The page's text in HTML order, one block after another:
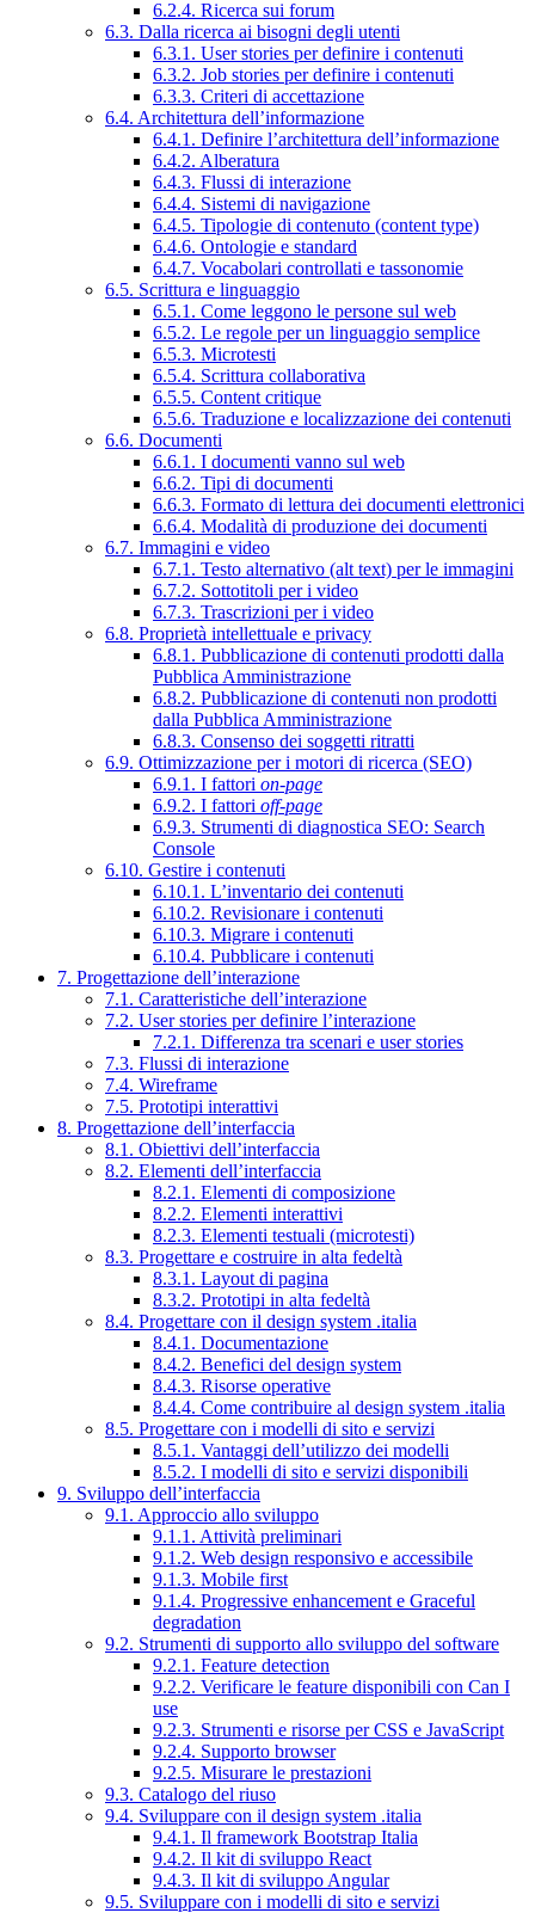
6.2.4. Ricerca sui forum
6.3. Dalla ricerca ai bisogni degli utenti
6.3.1. User stories per definire i contenuti
6.3.2. Job stories per definire i contenuti
6.3.3. Criteri di accettazione
6.4. Architettura dell’informazione
6.4.1. Definire l’architettura dell’informazione
6.4.2. Alberatura
6.4.3. Flussi di interazione
6.4.4. Sistemi di navigazione
6.4.5. Tipologie di contenuto (content type)
6.4.6. Ontologie e standard
6.4.7. Vocabolari controllati e tassonomie
6.5. Scrittura e linguaggio
6.5.1. Come leggono le persone sul web
6.5.2. Le regole per un linguaggio semplice
6.5.3. Microtesti
6.5.4. Scrittura collaborativa
6.5.5. Content critique
6.5.6. Traduzione e localizzazione dei contenuti
6.6. Documenti
6.6.1. I documenti vanno sul web
6.6.2. Tipi di documenti
6.6.3. Formato di lettura dei documenti elettronici
6.6.4. Modalità di produzione dei documenti
6.7. Immagini e video
6.7.1. Testo alternativo (alt text) per le immagini
6.7.2. Sottotitoli per i video
6.7.3. Trascrizioni per i video
6.8. Proprietà intellettuale e privacy
6.8.1. Pubblicazione di contenuti prodotti dalla
Pubblica Amministrazione
6.8.2. Pubblicazione di contenuti non prodotti
dalla Pubblica Amministrazione
6.8.3. Consenso dei soggetti ritratti
6.9. Ottimizzazione per i motori di ricerca (SEO)
6.9.1. I fattori on-page
6.9.2. I fattori off-page
6.9.3. Strumenti di diagnostica SEO: Search
Console
6.10. Gestire i contenuti
6.10.1. L’inventario dei contenuti
6.10.2. Revisionare i contenuti
6.10.3. Migrare i contenuti
6.10.4. Pubblicare i contenuti
7. Progettazione dell’interazione
7.1. Caratteristiche dell’interazione
7.2. User stories per definire l’interazione
7.2.1. Differenza tra scenari e user stories
7.3. Flussi di interazione
7.4. Wireframe
7.5. Prototipi interattivi
8. Progettazione dell’interfaccia
8.1. Obiettivi dell’interfaccia
8.2. Elementi dell’interfaccia
8.2.1. Elementi di composizione
8.2.2. Elementi interattivi
8.2.3. Elementi testuali (microtesti)
8.3. Progettare e costruire in alta fedeltà
8.3.1. Layout di pagina
8.3.2. Prototipi in alta fedeltà
8.4. Progettare con il design system .italia
8.4.1. Documentazione
8.4.2. Benefici del design system
8.4.3. Risorse operative
8.4.4. Come contribuire al design system .italia
8.5. Progettare con i modelli di sito e servizi
8.5.1. Vantaggi dell’utilizzo dei modelli
8.5.2. I modelli di sito e servizi disponibili
9. Sviluppo dell’interfaccia
9.1. Approccio allo sviluppo
9.1.1. Attività preliminari
9.1.2. Web design responsivo e accessibile
9.1.3. Mobile first
9.1.4. Progressive enhancement e Graceful
degradation
9.2. Strumenti di supporto allo sviluppo del software
9.2.1. Feature detection
9.2.2. Verificare le feature disponibili con Can I
use
9.2.3. Strumenti e risorse per CSS e JavaScript
9.2.4. Supporto browser
9.2.5. Misurare le prestazioni
9.3. Catalogo del riuso
9.4. Sviluppare con il design system .italia
9.4.1. Il framework Bootstrap Italia
9.4.2. Il kit di sviluppo React
9.4.3. Il kit di sviluppo Angular
9.5. Sviluppare con i modelli di sito e servizi